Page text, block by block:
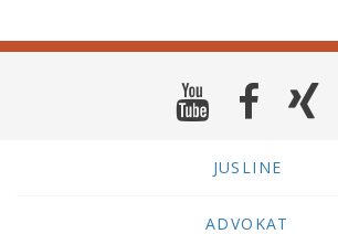
JUSLINE
ADVOKAT